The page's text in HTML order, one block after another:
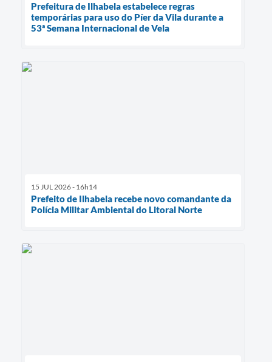
Prefeitura de Ilhabela estabelece regras
temporárias para uso do Píer da Vila durante a
53ª Semana Internacional de Vela
15 JUL 2026 - 16h14
Prefeito de Ilhabela recebe novo comandante da
Polícia Militar Ambiental do Litoral Norte